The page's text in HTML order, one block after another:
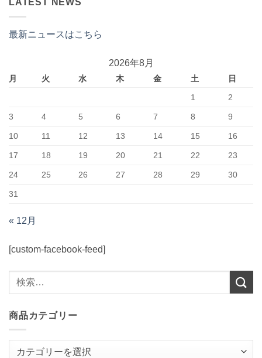
LATEST NEWS
最新ニュースはこちら
2026年8月
月 火 水 木 金 土
日
1
2
3 4 5 6 7 8 9
10 11 12 13 14 15 16
17 18 19 20 21 22 23
24 25 26 27 28 29 30
31
« 12月
[custom-facebook-feed]
象:
商品カテゴリー
カテゴリーを選択